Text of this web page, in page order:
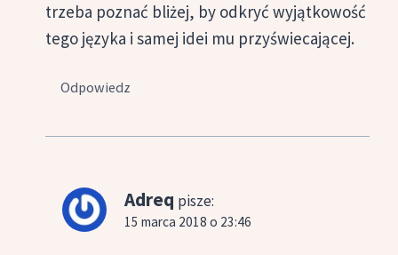
trzeba poznać bliżej, by odkryć wyjątkowość
tego języka i samej idei mu przyświecającej.
Odpowiedz
Adreq pisze:
15 marca 2018 o 23:46